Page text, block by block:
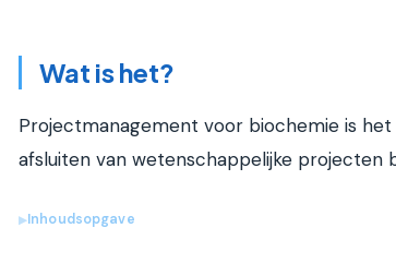
Wat is het?
Projectmanagement voor biochemie is
afsluiten van wetenschappelijke projecten
▶Inhoudsopgave